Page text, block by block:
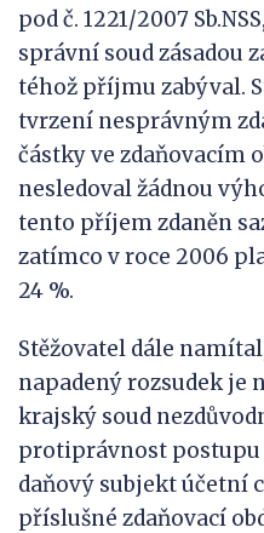
pod č. 1221/2007
správní soud zásadou
téhož příjmu zabýval.
tvrzení nesprávným
částky ve zdaňovacím
nesledoval žádnou
tento příjem zdaněn
zatímco v roce 2006
24 %.
Stěžovatel dále
napadený rozsudek je
krajský soud
protiprávnost
daňový subjekt účetní
příslušné zdaňovací